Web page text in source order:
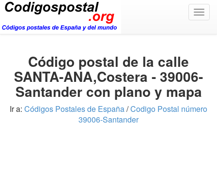
Código postal de la calle
SANTA-ANA,Costera - 39006-
Santander con plano y mapa
Ir a: Códigos Postales de España/Codigo Postal número
39006-Santander